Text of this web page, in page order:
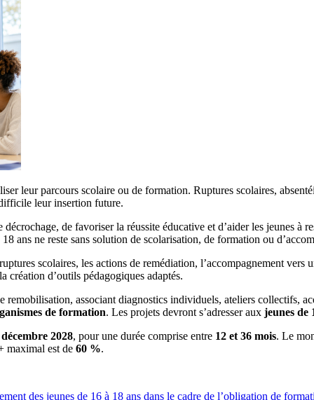
leur parcours scolaire ou de formation. Ruptures scolaires,
leur insertion future.
de favoriser la réussite éducative et d’aider les jeunes à
ans ne reste sans solution de scolarisation, de formation ou
scolaires, les actions de remédiation, l’accompagnement
création d’outils pédagogiques adaptés.
associant diagnostics individuels, ateliers collectifs,
de formation. Les projets devront s’adresser aux jeunes de
2028, pour une durée comprise entre 12 et 36 mois. Le
maximal est de 60 %.
des jeunes de 16 à 18 ans dans le cadre de l’obligation de